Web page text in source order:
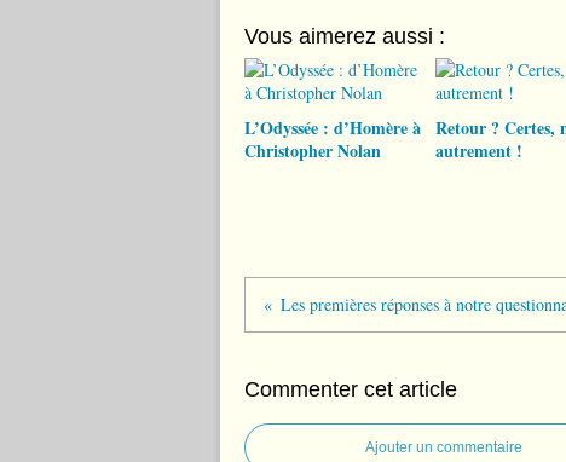
Vous aimerez aussi :
L’Odyssée : d’Homère à
Christopher Nolan
Retour ? Certes,
autrement !
Commenter cet article
Ajouter un commentaire